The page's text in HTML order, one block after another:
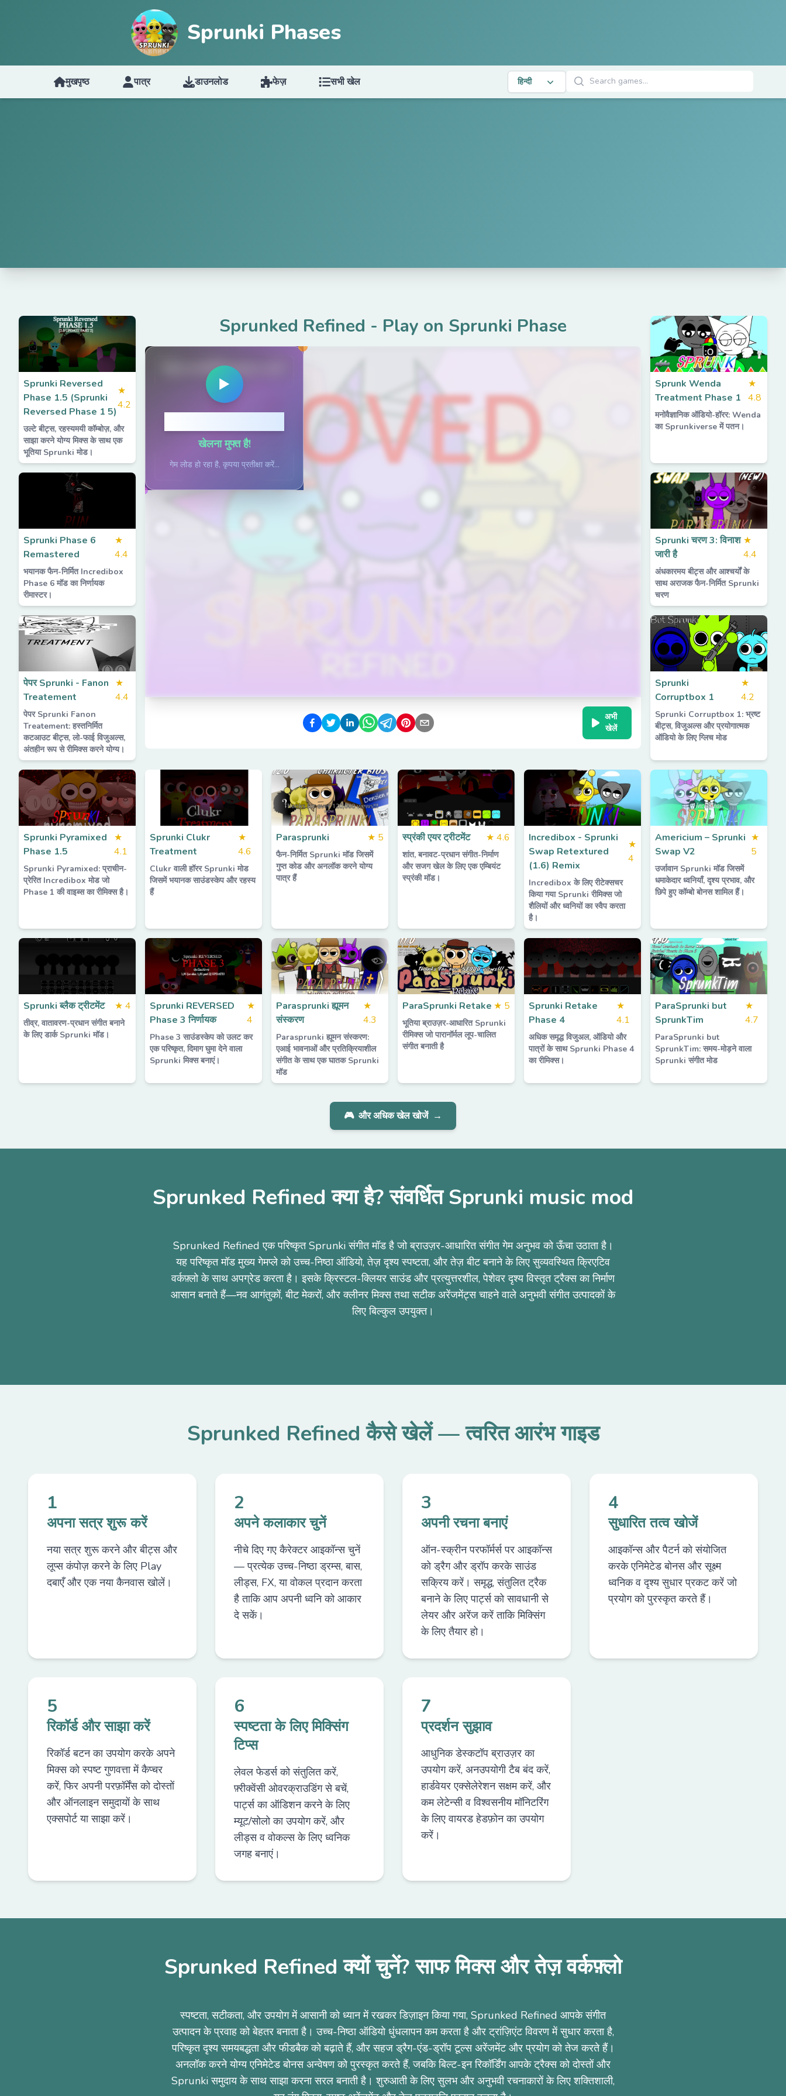
Sprunki Phases
मुखपृष्ठ पात्र डाउनलोड फेज़ सभी खेल हिन्दी खेल खोजें
Sprunki Reversed
Phase 1.5 (Sprunki
Reversed Phase 1 5)
★
4.2
उल्टे बीट्स, रहस्यमयी कॉम्बोज़, और
साझा करने योग्य मिक्स के साथ एक
भूतिया Sprunki मोड।
Sprunked Refined - Play on Sprunki Phase
SprunkiPhases.net
▶
खेलना मुफ्त है!
गेम लोड हो रहा है, कृपया प्रतीक्षा करें...
अभी
खेलें
Sprunk Wenda
Treatment Phase 1
★
4.8
मनोवैज्ञानिक ऑडियो-हॉरर: Wenda
का Sprunkiverse में पतन।
Sprunki Phase 6
Remastered
★
4.4
भयानक फैन-निर्मित Incredibox
Phase 6 मॉड का निर्णायक
रीमास्टर।
Sprunki चरण 3: विनाश
जारी है
★
4.4
अंधकारमय बीट्स और आश्चर्यों के
साथ अराजक फैन-निर्मित Sprunki
चरण
पेपर Sprunki - Fanon
Treatement
★
4.4
पेपर Sprunki Fanon
Treatement: हस्तनिर्मित
कटआउट बीट्स, लो-फाई विजुअल्स,
अंतहीन रूप से रीमिक्स करने योग्य।
Sprunki
Corruptbox 1
★
4.2
Sprunki Corruptbox 1: भ्रष्ट
बीट्स, विजुअल्स और प्रयोगात्मक
ऑडियो के लिए ग्लिच मोड
Sprunki Pyramixed
Phase 1.5
★
4.1
Sprunki Pyramixed: प्राचीन-
प्रेरित Incredibox मोड जो
Phase 1 की वाइब्स का रीमिक्स है।
Sprunki Clukr
Treatment
★
4.6
Clukr वाली हॉरर Sprunki मोड
जिसमें भयानक साउंडस्केप और रहस्य
हैं
Parasprunki ★ 5
फैन-निर्मित Sprunki मॉड जिसमें
गुप्त कोड और अनलॉक करने योग्य
पात्र हैं
स्प्रंकी एयर ट्रीटमेंट ★ 4.6
शांत, बनावट-प्रधान संगीत-निर्माण
और सजग खेल के लिए एक एम्बियंट
स्प्रंकी मॉड।
Incredibox - Sprunki
Swap Retextured
(1.6) Remix
★
4
Incredibox के लिए रीटेक्सचर
किया गया Sprunki रीमिक्स जो
शैलियों और ध्वनियों का स्वैप करता
है।
Americium – Sprunki
Swap V2
★
5
उर्जावान Sprunki मॉड जिसमें
धमाकेदार ध्वनियाँ, दृश्य प्रभाव, और
छिपे हुए कॉम्बो बोनस शामिल हैं।
Sprunki ब्लैक ट्रीटमेंट ★ 4
तीव्र, वातावरण-प्रधान संगीत बनाने
के लिए डार्क Sprunki मॉड।
Sprunki REVERSED
Phase 3 निर्णायक
★
4
Phase 3 साउंडस्केप को उलट कर
एक परिष्कृत, दिमाग घुमा देने वाला
Sprunki मिक्स बनाएं।
Parasprunki ह्यूमन
संस्करण
★
4.3
Parasprunki ह्यूमन संस्करण:
एआई भावनाओं और प्रतिक्रियाशील
संगीत के साथ एक घातक Sprunki
मॉड
ParaSprunki Retake ★ 5
भूतिया ब्राउज़र-आधारित Sprunki
रीमिक्स जो पारानॉर्मल लूप-चालित
संगीत बनाती है
Sprunki Retake
Phase 4
★
4.1
अधिक समृद्ध विजुअल, ऑडियो और
पात्रों के साथ Sprunki Phase 4
का रीमिक्स।
ParaSprunki but
SprunkTim
★
4.7
ParaSprunki but
SprunkTim: समय-मोड़ने वाला
Sprunki संगीत मोड
🎮 और अधिक खेल खोजें →
Sprunked Refined क्या है? संवर्धित Sprunki music mod
Sprunked Refined एक परिष्कृत Sprunki संगीत मॉड है जो ब्राउज़र-आधारित संगीत गेम अनुभव को ऊँचा उठाता है।
यह परिष्कृत मॉड मुख्य गेमप्ले को उच्च-निष्ठा ऑडियो, तेज़ दृश्य स्पष्टता, और तेज़ बीट बनाने के लिए सुव्यवस्थित क्रिएटिव
वर्कफ़्लो के साथ अपग्रेड करता है। इसके क्रिस्टल-क्लियर साउंड और प्रत्युत्तरशील, पेशेवर दृश्य विस्तृत ट्रैक्स का निर्माण
आसान बनाते हैं—नव आगंतुकों, बीट मेकरों, और क्लीनर मिक्स तथा सटीक अरेंजमेंट्स चाहने वाले अनुभवी संगीत उत्पादकों के
लिए बिल्कुल उपयुक्त।
Sprunked Refined कैसे खेलें — त्वरित आरंभ गाइड
1
अपना सत्र शुरू करें
नया सत्र शुरू करने और बीट्स और
लूप्स कंपोज़ करने के लिए Play
दबाएँ और एक नया कैनवास खोलें।
2
अपने कलाकार चुनें
नीचे दिए गए कैरेक्टर आइकॉन्स चुनें
— प्रत्येक उच्च-निष्ठा ड्रम्स, बास,
लीड्स, FX, या वोकल प्रदान करता
है ताकि आप अपनी ध्वनि को आकार
दे सकें।
3
अपनी रचना बनाएं
ऑन-स्क्रीन परफॉर्मर्स पर आइकॉन्स
को ड्रैग और ड्रॉप करके साउंड
सक्रिय करें। समृद्ध, संतुलित ट्रैक
बनाने के लिए पार्ट्स को सावधानी से
लेयर और अरेंज करें ताकि मिक्सिंग
के लिए तैयार हो।
4
सुधारित तत्व खोजें
आइकॉन्स और पैटर्न को संयोजित
करके एनिमेटेड बोनस और सूक्ष्म
ध्वनिक व दृश्य सुधार प्रकट करें जो
प्रयोग को पुरस्कृत करते हैं।
5
रिकॉर्ड और साझा करें
रिकॉर्ड बटन का उपयोग करके अपने
मिक्स को स्पष्ट गुणवत्ता में कैप्चर
करें, फिर अपनी परफ़ॉर्मेंस को दोस्तों
और ऑनलाइन समुदायों के साथ
एक्सपोर्ट या साझा करें।
6
स्पष्टता के लिए मिक्सिंग
टिप्स
लेवल फेडर्स को संतुलित करें,
फ़्रीक्वेंसी ओवरक्राउडिंग से बचें,
पार्ट्स का ऑडिशन करने के लिए
म्यूट/सोलो का उपयोग करें, और
लीड्स व वोकल्स के लिए ध्वनिक
जगह बनाएं।
7
प्रदर्शन सुझाव
आधुनिक डेस्कटॉप ब्राउज़र का
उपयोग करें, अनउपयोगी टैब बंद करें,
हार्डवेयर एक्सेलेरेशन सक्षम करें, और
कम लेटेन्सी व विश्वसनीय मॉनिटरिंग
के लिए वायरड हेडफ़ोन का उपयोग
करें।
Sprunked Refined क्यों चुनें? साफ मिक्स और तेज़ वर्कफ़्लो
स्पष्टता, सटीकता, और उपयोग में आसानी को ध्यान में रखकर डिज़ाइन किया गया, Sprunked Refined आपके संगीत
उत्पादन के प्रवाह को बेहतर बनाता है। उच्च-निष्ठा ऑडियो धुंधलापन कम करता है और ट्रांज़िएंट विवरण में सुधार करता है,
परिष्कृत दृश्य समयबद्धता और फीडबैक को बढ़ाते हैं, और सहज ड्रैग-एंड-ड्रॉप टूल्स अरेंजमेंट और प्रयोग को तेज करते हैं।
अनलॉक करने योग्य एनिमेटेड बोनस अन्वेषण को पुरस्कृत करते हैं, जबकि बिल्ट-इन रिकॉर्डिंग आपके ट्रैक्स को दोस्तों और
Sprunki समुदाय के साथ साझा करना सरल बनाती है। शुरुआती के लिए सुलभ और अनुभवी रचनाकारों के लिए शक्तिशाली,